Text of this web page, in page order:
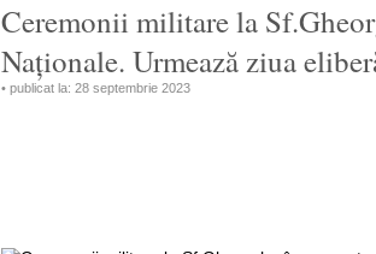
Ceremonii militare la
Naționale. Urmează ziua
• publicat la: 28 septembrie 2023